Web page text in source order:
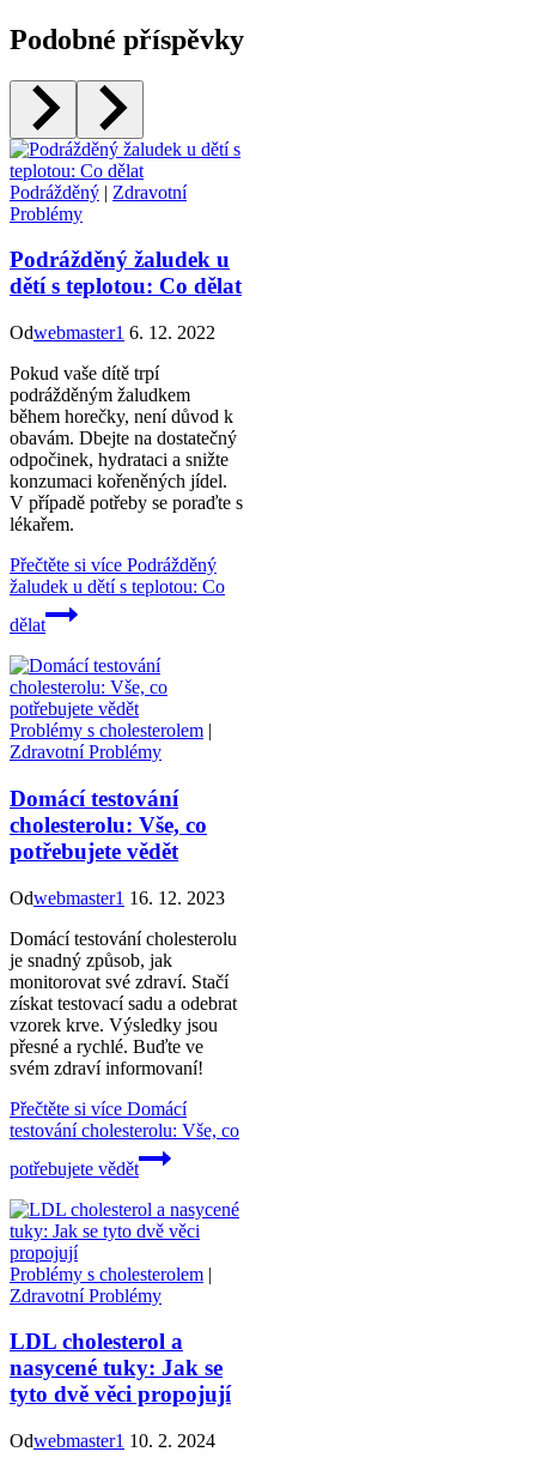
Podobné příspěvky
Podrážděný | Zdravotní
Problémy
Podrážděný žaludek u
dětí s teplotou: Co dělat
Odwebmaster1 6. 12. 2022
Pokud vaše dítě trpí
podrážděným žaludkem
během horečky, není důvod k
obavám. Dbejte na dostatečný
odpočinek, hydrataci a snižte
konzumaci kořeněných jídel.
V případě potřeby se poraďte s
lékařem.
Přečtěte si více Podrážděný
žaludek u dětí s teplotou: Co
dělat
Problémy s cholesterolem |
Zdravotní Problémy
Domácí testování
cholesterolu: Vše, co
potřebujete vědět
Odwebmaster1 16. 12. 2023
Domácí testování cholesterolu
je snadný způsob, jak
monitorovat své zdraví. Stačí
získat testovací sadu a odebrat
vzorek krve. Výsledky jsou
přesné a rychlé. Buďte ve
svém zdraví informovaní!
Přečtěte si více Domácí
testování cholesterolu: Vše, co
potřebujete vědět
Problémy s cholesterolem |
Zdravotní Problémy
LDL cholesterol a
nasycené tuky: Jak se
tyto dvě věci propojují
Odwebmaster1 10. 2. 2024